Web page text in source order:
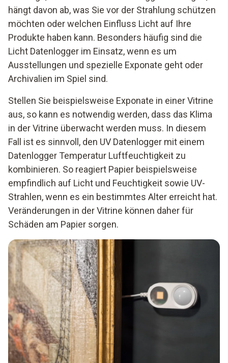
hängt davon ab, was Sie vor der Strahlung schützen
möchten oder welchen Einfluss Licht auf Ihre
Produkte haben kann. Besonders häufig sind die
Licht Datenlogger im Einsatz, wenn es um
Ausstellungen und spezielle Exponate geht oder
Archivalien im Spiel sind.
Stellen Sie beispielsweise Exponate in einer Vitrine
aus, so kann es notwendig werden, dass das Klima
in der Vitrine überwacht werden muss. In diesem
Fall ist es sinnvoll, den UV Datenlogger mit einem
Datenlogger Temperatur Luftfeuchtigkeit zu
kombinieren. So reagiert Papier beispielsweise
empfindlich auf Licht und Feuchtigkeit sowie UV-
Strahlen, wenn es ein bestimmtes Alter erreicht hat.
Veränderungen in der Vitrine können daher für
Schäden am Papier sorgen.